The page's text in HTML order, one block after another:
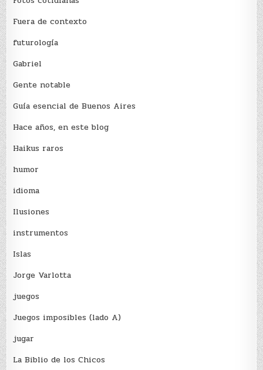
Fuera de contexto
futurología
Gabriel
Gente notable
Guía esencial de Buenos Aires
Hace años, en este blog
Haikus raros
humor
idioma
Ilusiones
instrumentos
Islas
Jorge Varlotta
juegos
Juegos imposibles (lado A)
jugar
La Biblio de los Chicos